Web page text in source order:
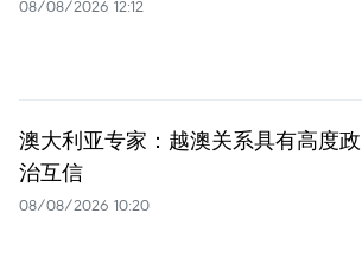
08/08/2026 12:12
澳大利亚专家：越澳关系具有高度政
治互信
08/08/2026 10:20